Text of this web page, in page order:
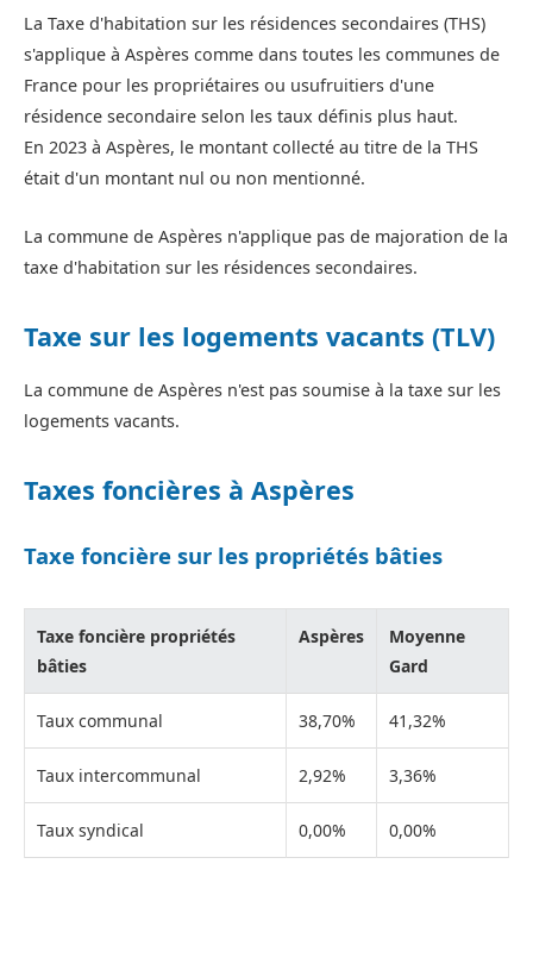
La Taxe d'habitation sur les résidences secondaires (THS)
s'applique à Aspères comme dans toutes les communes de
France pour les propriétaires ou usufruitiers d'une
résidence secondaire selon les taux définis plus haut.
En 2023 à Aspères, le montant collecté au titre de la THS
était d'un montant nul ou non mentionné.
La commune de Aspères n'applique pas de majoration de la
taxe d'habitation sur les résidences secondaires.
Taxe sur les logements vacants (TLV)
La commune de Aspères n'est pas soumise à la taxe sur les
logements vacants.
Taxes foncières à Aspères
Taxe foncière sur les propriétés bâties
Taxe foncière propriétés
bâties
Aspères
Moyenne
Gard
Taux communal 38,70% 41,32%
Taux intercommunal 2,92% 3,36%
Taux syndical 0,00% 0,00%